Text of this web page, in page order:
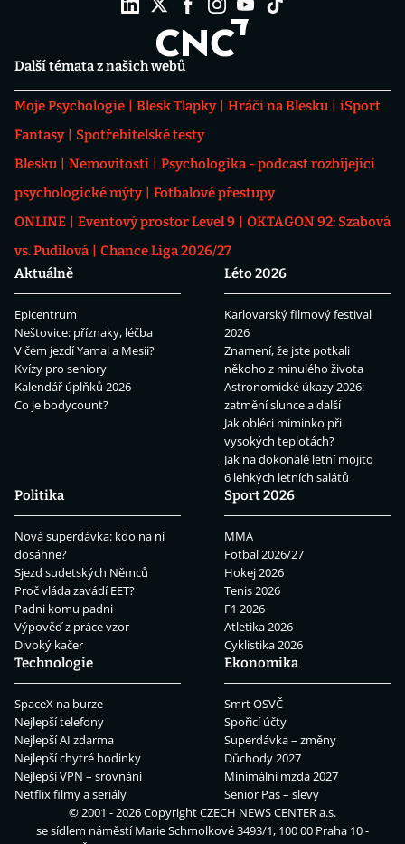
Další témata z našich webů
Moje Psychologie Blesk Tlapky Hráči na Blesku
iSport
Fantasy
Spotřebitelské testy
Blesku
Nemovitosti
Psychologika - podcast rozbíjející
psychologické mýty
Fotbalové přestupy
ONLINE
Eventový prostor Level 9
OKTAGON 92: Szabová
vs. Pudilová
Chance Liga 2026/27
Aktuálně
Epicentrum
Neštovice: příznaky, léčba
V čem jezdí Yamal a Mesii?
Kvízy pro seniory
Kalendář úplňků 2026
Co je bodycount?
Léto 2026
Karlovarský filmový festival
2026
Znamení, že jste potkali
někoho z minulého života
Astronomické úkazy 2026:
zatmění slunce a další
Jak obléci miminko při
vysokých teplotách?
Jak na dokonalé letní mojito
6 lehkých letních salátů
Politika
Nová superdávka: kdo na ní
dosáhne?
Sjezd sudetských Němců
Proč vláda zavádí EET?
Padni komu padni
Výpověď z práce vzor
Divoký kačer
Sport 2026
MMA
Fotbal 2026/27
Hokej 2026
Tenis 2026
F1 2026
Atletika 2026
Cyklistika 2026
Technologie
SpaceX na burze
Nejlepší telefony
Nejlepší AI zdarma
Nejlepší chytré hodinky
Nejlepší VPN – srovnání
Netflix filmy a seriály
Ekonomika
Smrt OSVČ
Spořicí účty
Superdávka – změny
Důchody 2027
Minimální mzda 2027
Senior Pas – slevy
© 2001 - 2026 CopyrightCZECH NEWS CENTER a.s.
se sídlem náměstí Marie Schmolkové 3493/1, 100 00 Praha 10 -